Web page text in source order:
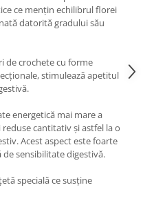
ce mențin echilibrul florei
datorită gradului său
de crochete cu forme
stimulează apetitul
energetică mai mare a
cantitativ și astfel la o
Acest aspect este foarte
sensibilitate digestivă.
specială ce susține